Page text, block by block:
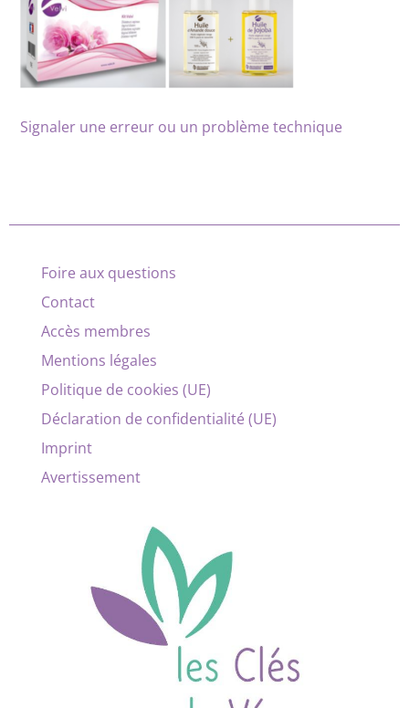
Signaler une erreur ou un problème technique
Foire aux questions
Contact
Accès membres
Mentions légales
Politique de cookies (UE)
Déclaration de confidentialité (UE)
Imprint
Avertissement